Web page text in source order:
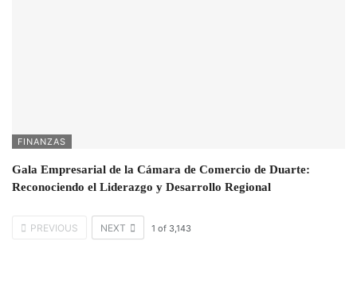
FINANZAS
Gala Empresarial de la Cámara de Comercio de Duarte:
Reconociendo el Liderazgo y Desarrollo Regional
PREVIOUS NEXT 1 of 3,143